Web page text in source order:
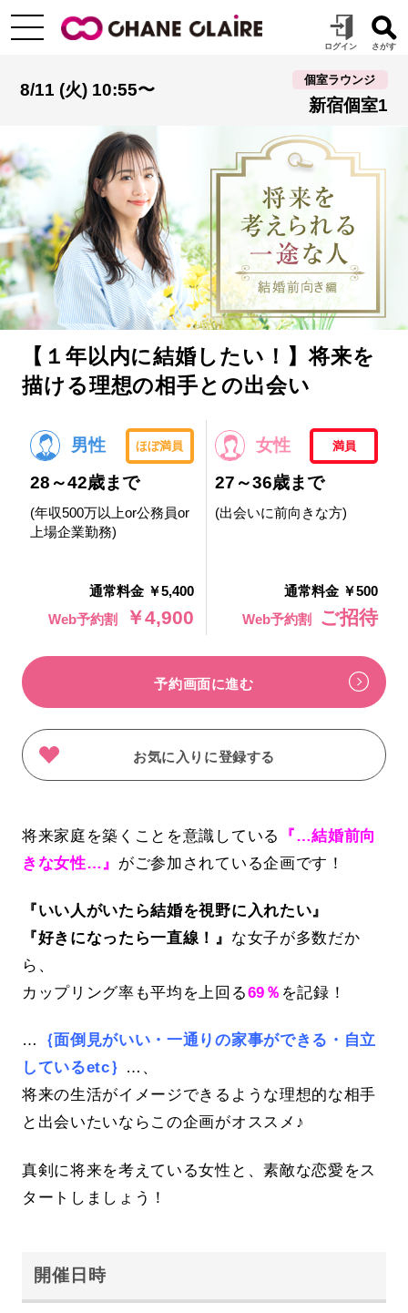
8/11 (火) 10:55〜
個室ラウンジ
新宿個室1
【１年以内に結婚したい！】将来を
描ける理想の相手との出会い
男性 ほぼ満員
28～42歳まで
(年収500万以上or公務員or
上場企業勤務)
通常料金 ￥5,400
Web予約割
￥4,900
女性 満員
27～36歳まで
(出会いに前向きな方)
通常料金 ￥500
Web予約割
ご招待
予約画面に進む
お気に入りに登録する
将来家庭を築くことを意識している
『…結婚前向
きな女性…』 がご参加されている企画です！
『いい人がいたら結婚を視野に入れたい』
『好きになったら一直線！』 な女子が多数だか
ら、
カップリング率も平均を上回る69％ を記録！
…
｛面倒見がいい・一通りの家事ができる・自立
しているetc｝ …、
将来の生活がイメージできるような理想的な相手
と出会いたいならこの企画がオススメ♪
真剣に将来を考えている女性と、素敵な恋愛をス
タートしましょう！
開催日時